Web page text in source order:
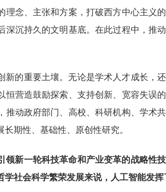
理念、主张和方案，打破西方中心主义
深沉持久的文明基底。在此过程中，推
新的重要土壤。无论是学术人才成长，
恒营造鼓励探索、支持创新、宽容失误
推动政府部门、高校、科研机构、学术
期性、基础性、原创性研究。
领新一轮科技革命和产业变革的战略性
社会科学繁荣发展来说，人工智能发挥